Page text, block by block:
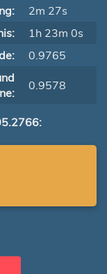
2m 27s
1h 23m 0s
0.9765
0.9578